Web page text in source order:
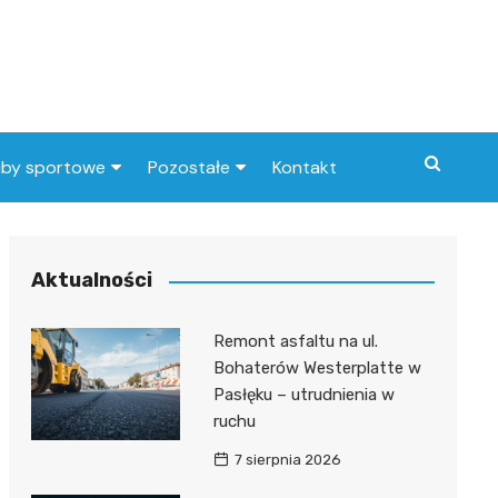
sportowe
piłkarski
Pozostałe Kontakt
Aktualności
Remont asfaltu na ul.
Bohaterów Westerplatte w
Pasłęku – utrudnienia w
ruchu
7 sierpnia 2026